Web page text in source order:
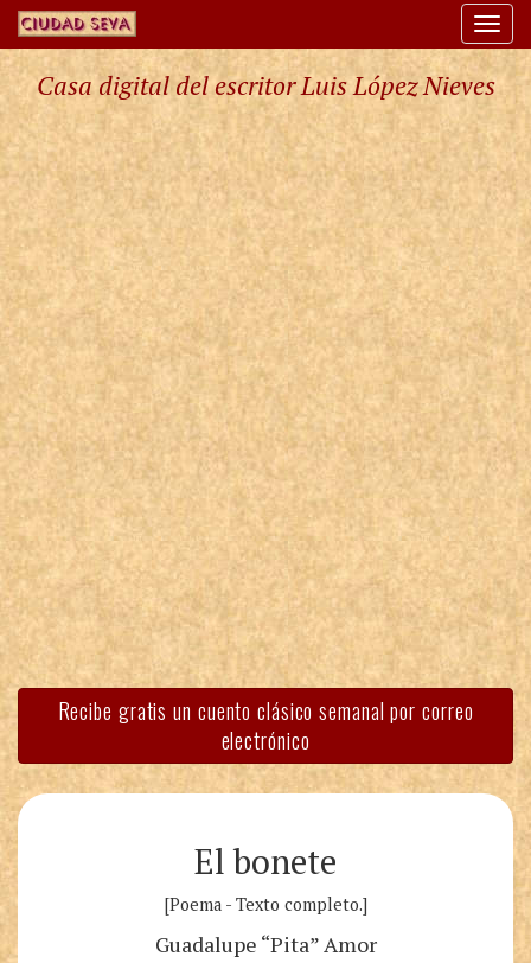
Casa digital del escritor Luis López Nieves
Recibe gratis un cuento clásico semanal por correo
electrónico
El bonete
[Poema - Texto completo.]
Guadalupe “Pita” Amor